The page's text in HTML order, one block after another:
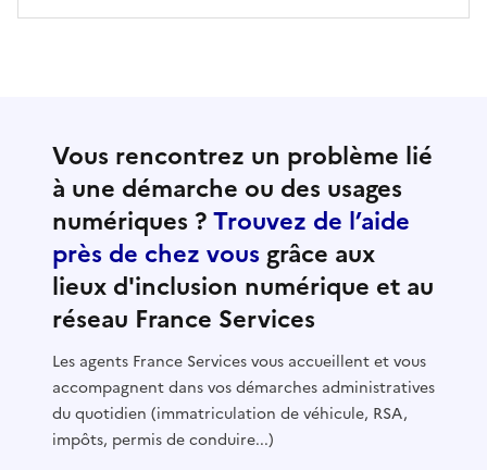
Vous rencontrez un problème lié
à une démarche ou des usages
numériques ?Trouvez de l’aide
près de chez vous grâce aux
lieux d'inclusion numérique et au
réseau France Services
Les agents France Services vous accueillent et vous
accompagnent dans vos démarches administratives
du quotidien (immatriculation de véhicule, RSA,
impôts, permis de conduire...)